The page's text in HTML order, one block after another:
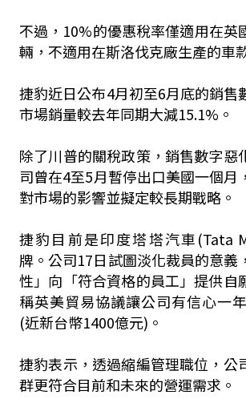
不過，10%的優惠稅率僅適用在英
輛，不適用在斯洛伐克廠生產的車
捷豹近日公布4月初至6月底的銷售
市場銷量較去年同期大減15.1%。
除了川普的關稅政策，銷售數字惡
司曾在4至5月暫停出口美國一個月
對市場的影響並擬定較長期戰略。
捷豹目前是印度塔塔汽車(Tata
牌。公司17日試圖淡化裁員的意義
性」向「符合資格的員工」提供自
稱英美貿易協議讓公司有信心一
(近新台幣1400億元)。
捷豹表示，透過縮編管理職位，公
群更符合目前和未來的營運需求。